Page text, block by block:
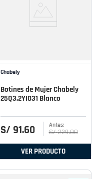
Chabely
Botines de Mujer Chabely
25Q3.2YI031 Blanco
S/ 91.60 S/ 229.00
VER PRODUCTO